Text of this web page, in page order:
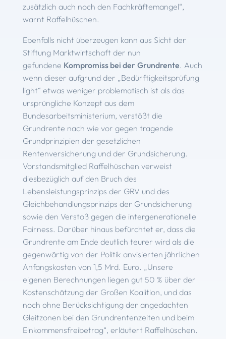
zusätzlich auch noch den Fachkräftemangel“,
warnt Raffelhüschen.
Ebenfalls nicht überzeugen kann aus Sicht der
Stiftung Marktwirtschaft der nun
gefundene Kompromiss bei der Grundrente. Auch
wenn dieser aufgrund der „Bedürftigkeitsprüfung
light“ etwas weniger problematisch ist als das
ursprüngliche Konzept aus dem
Bundesarbeitsministerium, verstößt die
Grundrente nach wie vor gegen tragende
Grundprinzipien der gesetzlichen
Rentenversicherung und der Grundsicherung.
Vorstandsmitglied Raffelhüschen verweist
diesbezüglich auf den Bruch des
Lebensleistungsprinzips der GRV und des
Gleichbehandlungsprinzips der Grundsicherung
sowie den Verstoß gegen die intergenerationelle
Fairness. Darüber hinaus befürchtet er, dass die
Grundrente am Ende deutlich teurer wird als die
gegenwärtig von der Politik anvisierten jährlichen
Anfangskosten von 1,5 Mrd. Euro. „Unsere
eigenen Berechnungen liegen gut 50 % über der
Kostenschätzung der Großen Koalition, und das
noch ohne Berücksichtigung der angedachten
Gleitzonen bei den Grundrentenzeiten und beim
Einkommensfreibetrag“, erläutert Raffelhüschen.